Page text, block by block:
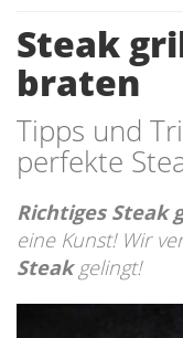
Steak
braten
Tipps und
perfekte
Richtiges Steak
eine Kunst! Wir
Steakgelingt!